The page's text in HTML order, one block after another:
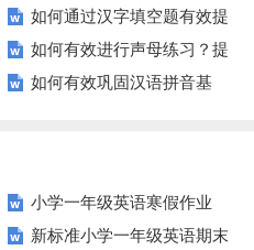
习？这些方法让你事半功倍！
如何通过汉字填空题有效提
升小学生的汉字书写能力？
如何有效进行声母练习？提
升发音技巧有妙招！
如何有效巩固汉语拼音基
小学一年级英语寒假作业
新标准小学一年级英语期末